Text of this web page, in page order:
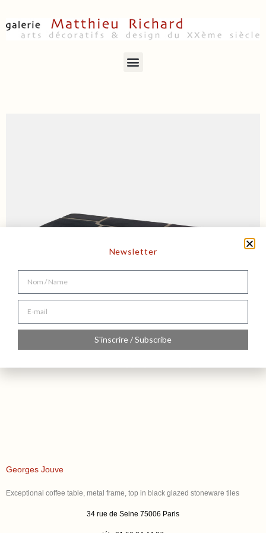
Georges Jouve
Exceptional coffee table, metal frame, top in black glazed stoneware tiles
34 rue de Seine 75006 Paris
Newsletter
S'inscrire / Subscribe